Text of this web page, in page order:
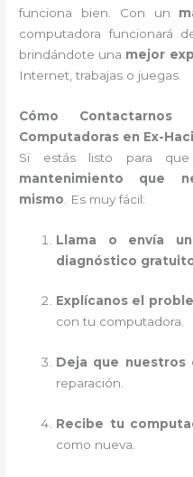
funciona bien. Con un
computadora funcionará
brindándote una mejor
Internet, trabajas o juegas.
Cómo
Computadoras en Ex-
Si estás listo para
mantenimiento que
mismo . Es muy fácil:
Llama o envía un
diagnóstico
Explícanos el
con tu computadora.
Deja que nuestros
reparación.
Recibe tu
como nueva.